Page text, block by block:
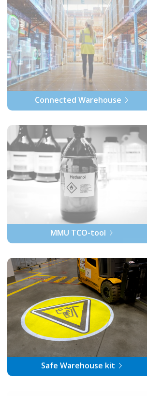
Connected Warehouse
MMU TCO-tool
Safe Warehouse kit